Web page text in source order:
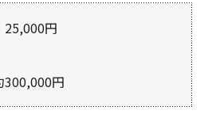
25,000円
300,000円